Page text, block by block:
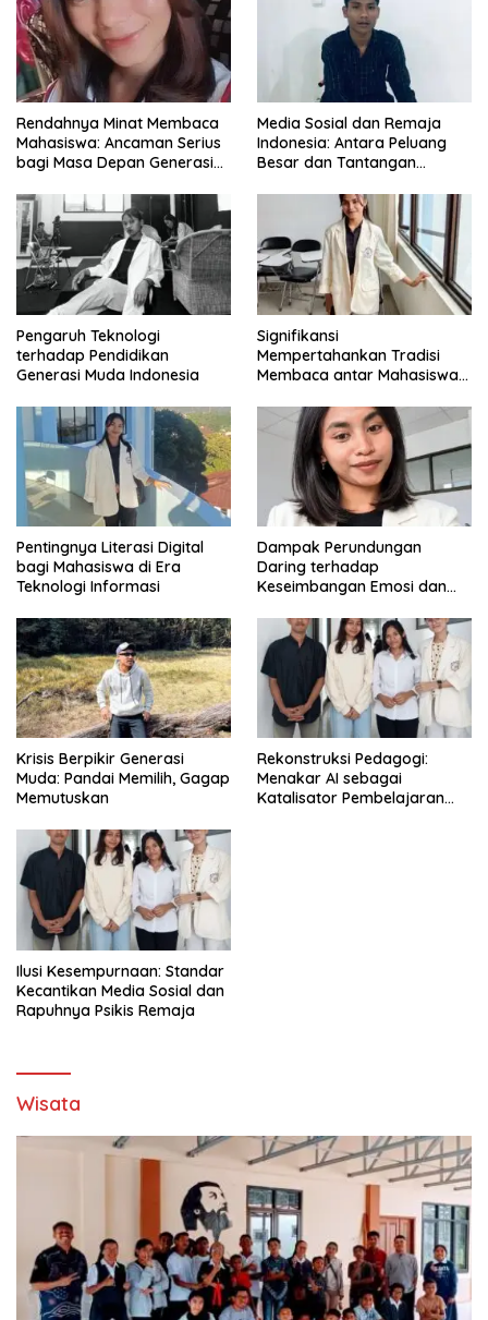
Rendahnya Minat Membaca
Mahasiswa: Ancaman Serius
bagi Masa Depan Generasi
Media Sosial dan Remaja
Indonesia: Antara Peluang
Besar dan Tantangan
Pengaruh Teknologi
terhadap Pendidikan
Generasi Muda Indonesia
Signifikansi
Mempertahankan Tradisi
Membaca antar Mahasiswa
Pentingnya Literasi Digital
bagi Mahasiswa di Era
Teknologi Informasi
Dampak Perundungan
Daring terhadap
Keseimbangan Emosi dan
Krisis Berpikir Generasi
Muda: Pandai Memilih, Gagap
Memutuskan
Rekonstruksi Pedagogi:
Menakar AI sebagai
Katalisator Pembelajaran
Ilusi Kesempurnaan: Standar
Kecantikan Media Sosial dan
Rapuhnya Psikis Remaja
Wisata